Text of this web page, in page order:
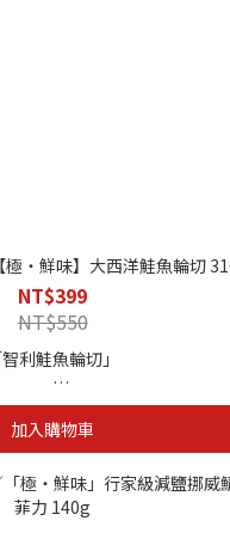
。絕不添加防腐劑
・鮮味】大西洋鮭魚輪切
NT$399
NT$550
智利鮭魚輪切」
的鮭魚，肉質軟嫩含有大量
酸、鈣、鐵、維生素Ｂ群等營養
EPA 幫助血液順暢及活化腦
也因屬高緯度地區海水低溫
油脂，因此食用起來格外柔嫩
再加上海自慢獨家鹽漬手法，
加入購物車